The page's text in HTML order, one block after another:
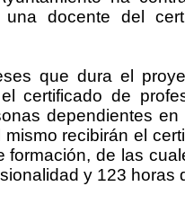
una docente del
que dura el
certificado de
dependientes
recibirán el
formación, de las
y 123 horas